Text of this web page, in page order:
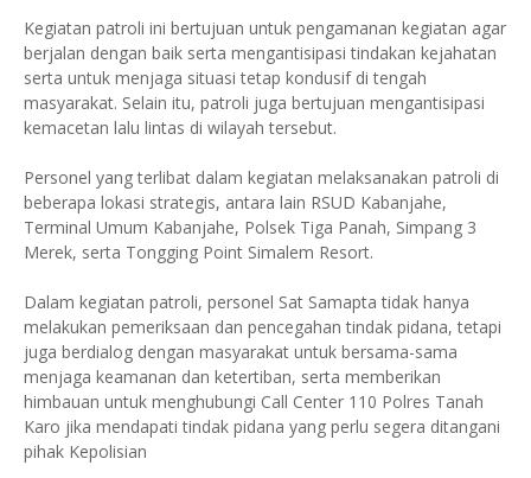
Kegiatan patroli ini bertujuan untuk pengamanan kegiatan agar
berjalan dengan baik serta mengantisipasi tindakan kejahatan
serta untuk menjaga situasi tetap kondusif di tengah
masyarakat. Selain itu, patroli juga bertujuan mengantisipasi
kemacetan lalu lintas di wilayah tersebut.
Personel yang terlibat dalam kegiatan melaksanakan patroli di
beberapa lokasi strategis, antara lain RSUD Kabanjahe,
Terminal Umum Kabanjahe, Polsek Tiga Panah, Simpang 3
Merek, serta Tongging Point Simalem Resort.
Dalam kegiatan patroli, personel Sat Samapta tidak hanya
melakukan pemeriksaan dan pencegahan tindak pidana, tetapi
juga berdialog dengan masyarakat untuk bersama-sama
menjaga keamanan dan ketertiban, serta memberikan
himbauan untuk menghubungi Call Center 110 Polres Tanah
Karo jika mendapati tindak pidana yang perlu segera ditangani
pihak Kepolisian